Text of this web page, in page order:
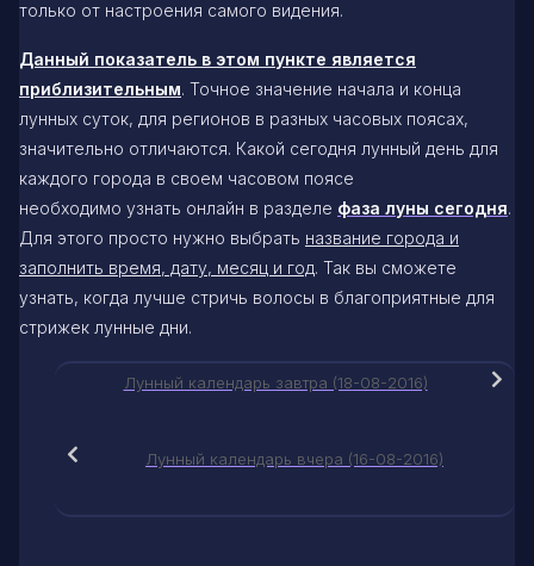
только от настроения самого видения.
Данный показатель в этом пункте является
приблизительным. Точное значение начала и конца
лунных суток, для регионов в разных часовых поясах,
значительно отличаются. Какой сегодня лунный день для
каждого города в своем часовом поясе
необходимо узнать онлайн в разделе фаза луны сегодня.
Для этого просто нужно выбрать название города и
заполнить время, дату, месяц и год. Так вы сможете
узнать, когда лучше стричь волосы в благоприятные для
стрижек лунные дни.
Лунный календарь завтра (18-08-2016)
Лунный календарь вчера (16-08-2016)